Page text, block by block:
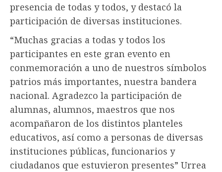
presencia de todas y todos, y destacó la
participación de diversas instituciones.
“Muchas gracias a todas y todos los
participantes en este gran evento en
conmemoración a uno de nuestros símbolos
patrios más importantes, nuestra bandera
nacional. Agradezco la participación de
alumnas, alumnos, maestros que nos
acompañaron de los distintos planteles
educativos, así como a personas de diversas
instituciones públicas, funcionarios y
ciudadanos que estuvieron presentes” Urrea